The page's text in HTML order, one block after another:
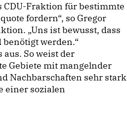
CDU-Fraktion für bestimmte
fordern“, so Gregor
„Uns ist bewusst, dass
werden.“
So weist der
Gebiete mit mangelnder
Nachbarschaften sehr stark
einer sozialen